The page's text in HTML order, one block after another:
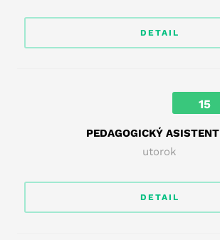
DETAIL
15
PEDAGOGICKÝ ASISTENT
utorok
DETAIL